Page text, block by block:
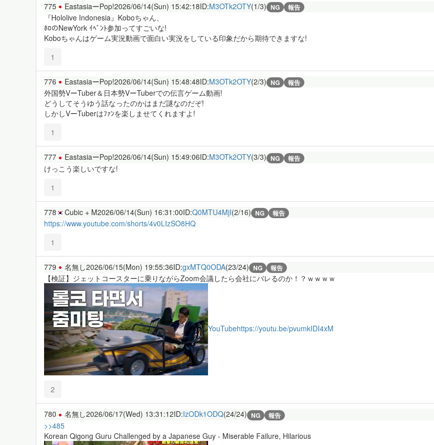
775 EastasiaーPop!2026/06/14(Sun) 15:42:18ID:M3OTk2OTY(1/3) NG 報告
『Hololive Indonesia』Koboちゃん、
ﾎﾛのNewYork ｲﾍﾞﾝﾄ参加ってすごいな!
Koboちゃんはゲーム実況動画で面白い実況をしている印象だから期待できますな!
1
776 EastasiaーPop!2026/06/14(Sun) 15:48:48ID:M3OTk2OTY(2/3) NG 報告
外国勢VーTuber＆日本勢VーTuberでの伝言ゲーム動画!
どうしてそうゆう話なったのかはまだ謎なのだぞ!
しかしVーTuberはﾌｧﾝを楽しませてくれますよ!
1
777 EastasiaーPop!2026/06/14(Sun) 15:49:06ID:M3OTk2OTY(3/3) NG 報告
けっこう楽しいですな!
1
778 Cubic + M2026/06/14(Sun) 16:31:00ID:Q0MTU4MjI(2/16) NG 報告
https://www.youtube.com/shorts/4v0LIzSO8HQ
1
779 名無し2026/06/15(Mon) 19:55:36ID:gxMTQ0ODA(23/24) NG 報告
【検証】ジェットコースターに乗りながらZoom会議したら会社にバレるのか！？ｗｗｗｗ
YouTubehttps://youtu.be/pvumkIDI4xM
2
780 名無し2026/06/17(Wed) 13:31:12ID:IzODk1ODQ(24/24) NG 報告
>>485
Korean Qigong Guru Challenged by a Japanese Guy - Miserable Failure, Hilarious